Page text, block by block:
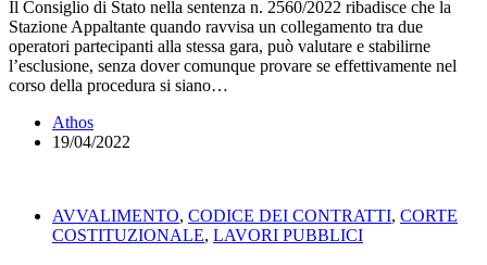
Il Consiglio di Stato nella sentenza n. 2560/2022 ribadisce che la
Stazione Appaltante quando ravvisa un collegamento tra due
operatori partecipanti alla stessa gara, può valutare e stabilirne
l’esclusione, senza dover comunque provare se effettivamente nel
corso della procedura si siano…
Athos
19/04/2022
AVVALIMENTO, CODICE DEI CONTRATTI, CORTE
COSTITUZIONALE, LAVORI PUBBLICI